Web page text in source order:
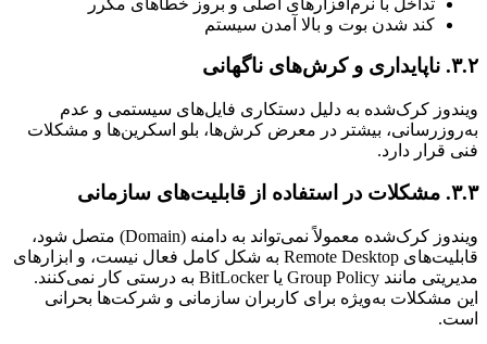
کند شدن بوت و بالا آمدن سیستم
۳.۲. ناپایداری و کرش‌های ناگهانی
ویندوز کرک‌شده به دلیل دستکاری فایل‌های سیستمی و عدم
به‌روزرسانی، بیشتر در معرض کرش‌ها، بلو اسکرین‌ها و مشکلات
فنی قرار دارد.
۳.۳. مشکلات در استفاده از قابلیت‌های سازمانی
ویندوز کرک‌شده معمولاً نمی‌تواند به دامنه (Domain) متصل شود،
قابلیت‌های Remote Desktop به شکل کامل فعال نیست، و ابزارهای
مدیریتی مانند Group Policy یا BitLocker به درستی کار نمی‌کنند.
این مشکلات به‌ویژه برای کاربران سازمانی و شرکت‌ها بحرانی
است.